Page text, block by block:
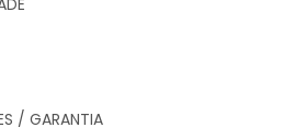
/ GARANTIA